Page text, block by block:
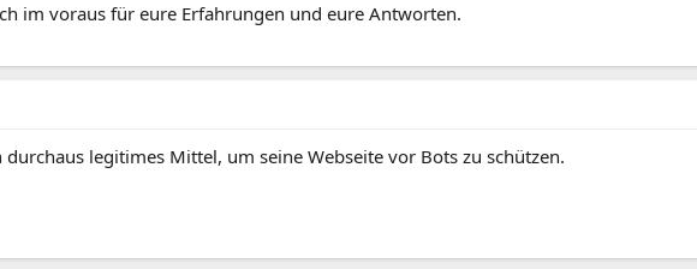
im voraus für eure Erfahrungen und eure Antworten.
durchaus legitimes Mittel, um seine Webseite vor Bots zu schützen.